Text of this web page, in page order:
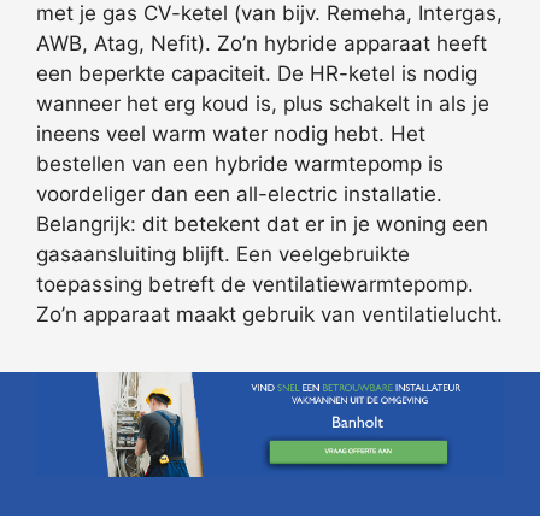
met je gas CV-ketel (van bijv. Remeha, Intergas,
AWB, Atag, Nefit). Zo’n hybride apparaat heeft
een beperkte capaciteit. De HR-ketel is nodig
wanneer het erg koud is, plus schakelt in als je
ineens veel warm water nodig hebt. Het
bestellen van een hybride warmtepomp is
voordeliger dan een all-electric installatie.
Belangrijk: dit betekent dat er in je woning een
gasaansluiting blijft. Een veelgebruikte
toepassing betreft de ventilatiewarmtepomp.
Zo’n apparaat maakt gebruik van ventilatielucht.